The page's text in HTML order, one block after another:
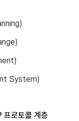
System)
프로토콜 계층